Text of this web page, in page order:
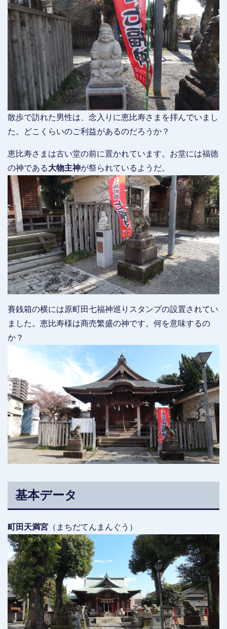
散歩で訪れた男性は、念入りに恵比寿さまを拝んでいまし
た。どこくらいのご利益があるのだろうか？
恵比寿さまは古い堂の前に置かれています。お堂には福徳
の神である大物主神が祭られているようだ。
賽銭箱の横には原町田七福神巡りスタンプの設置されてい
ました。恵比寿様は商売繁盛の神です。何を意味するの
か？
基本データ
町田天満宮 （まちだてんまんぐう）